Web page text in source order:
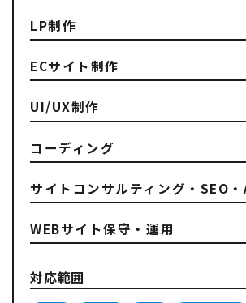
LP制作
ECサイト制作
UI/UX制作
コーディング
サイトコンサルティング・SEO
WEBサイト保守・運用
対応範囲